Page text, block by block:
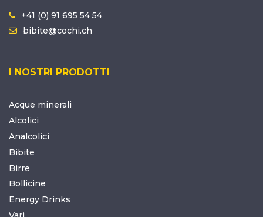
+41 (0) 91 695 54 54
bibite@cochi.ch
I NOSTRI PRODOTTI
Acque minerali
Alcolici
Analcolici
Bibite
Birre
Bollicine
Energy Drinks